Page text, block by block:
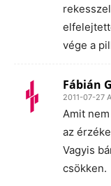
vége a
Fábián
2011-07-27
Amit
az
Vagyis
csökken.